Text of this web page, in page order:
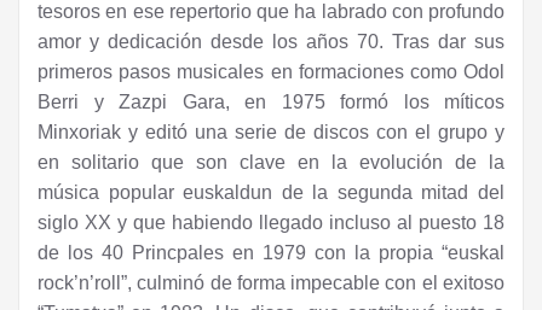
tesoros en ese repertorio que ha labrado con profundo
amor y dedicación desde los años 70. Tras dar sus
primeros pasos musicales en formaciones como Odol
Berri y Zazpi Gara, en 1975 formó los míticos
Minxoriak y editó una serie de discos con el grupo y
en solitario que son clave en la evolución de la
música popular euskaldun de la segunda mitad del
siglo XX y que habiendo llegado incluso al puesto 18
de los 40 Princpales en 1979 con la propia “euskal
rock’n’roll”, culminó de forma impecable con el exitoso